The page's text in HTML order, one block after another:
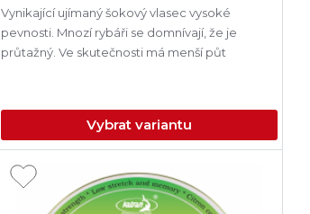
Vynikající ujímaný šokový vlasec vysoké
pevnosti. Mnozí rybáři se domnívají, že je
průtažný. Ve skutečnosti má menší půt
Vybrat variantu